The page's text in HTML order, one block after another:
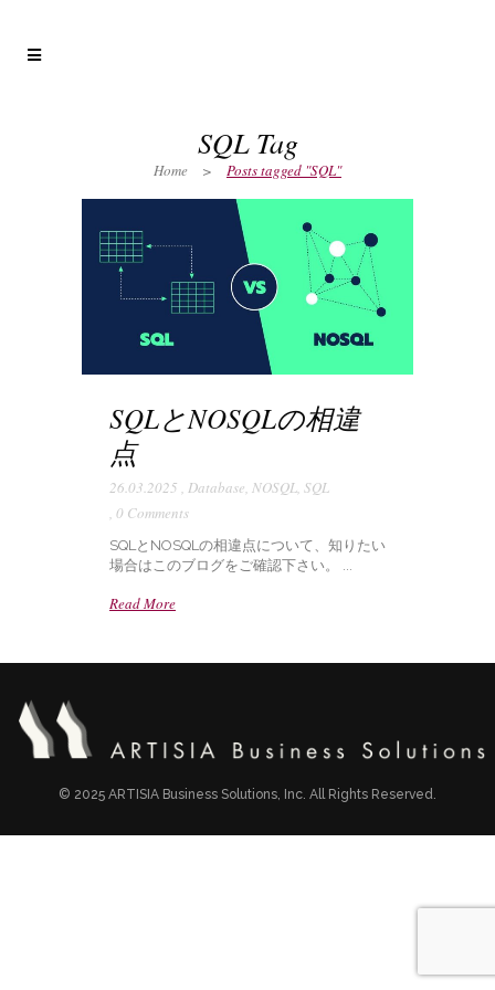
SQL Tag
Home > Posts tagged "SQL"
SQLとNOSQLの相違
点
26.03.2025 Database NOSQL SQL
0 Comments
SQLとNOSQLの相違点について、知りたい
場合はこのブログをご確認下さい。 ...
Read More
© 2025 ARTISIA Business Solutions, Inc. All Rights Reserved.